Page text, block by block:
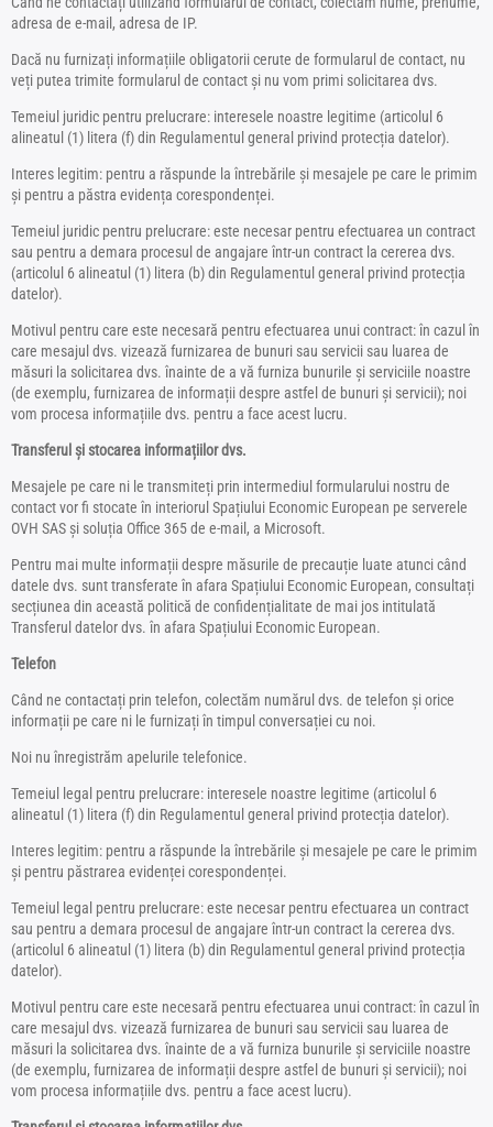
adresa de e-mail, adresa de IP.
Dacă nu furnizați informațiile obligatorii cerute de formularul de contact, nu
veți putea trimite formularul de contact și nu vom primi solicitarea dvs.
Temeiul juridic pentru prelucrare: interesele noastre legitime (articolul 6
alineatul (1) litera (f) din Regulamentul general privind protecția datelor).
Interes legitim: pentru a răspunde la întrebările și mesajele pe care le primim
și pentru a păstra evidența corespondenței.
Temeiul juridic pentru prelucrare: este necesar pentru efectuarea un contract
sau pentru a demara procesul de angajare într-un contract la cererea dvs.
(articolul 6 alineatul (1) litera (b) din Regulamentul general privind protecția
datelor).
Motivul pentru care este necesară pentru efectuarea unui contract: în cazul în
care mesajul dvs. vizează furnizarea de bunuri sau servicii sau luarea de
măsuri la solicitarea dvs. înainte de a vă furniza bunurile și serviciile noastre
(de exemplu, furnizarea de informații despre astfel de bunuri și servicii); noi
vom procesa informațiile dvs. pentru a face acest lucru.
Transferul și stocarea informațiilor dvs.
Mesajele pe care ni le transmiteți prin intermediul formularului nostru de
contact vor fi stocate în interiorul Spațiului Economic European pe serverele
OVH SAS și soluția Office 365 de e-mail, a Microsoft.
Pentru mai multe informații despre măsurile de precauție luate atunci când
datele dvs. sunt transferate în afara Spațiului Economic European, consultați
secțiunea din această politică de confidențialitate de mai jos intitulată
Transferul datelor dvs. în afara Spațiului Economic European.
Telefon
Când ne contactați prin telefon, colectăm numărul dvs. de telefon și orice
informații pe care ni le furnizați în timpul conversației cu noi.
Noi nu înregistrăm apelurile telefonice.
Temeiul legal pentru prelucrare: interesele noastre legitime (articolul 6
alineatul (1) litera (f) din Regulamentul general privind protecția datelor).
Interes legitim: pentru a răspunde la întrebările și mesajele pe care le primim
și pentru păstrarea evidenței corespondenței.
Temeiul legal pentru prelucrare: este necesar pentru efectuarea un contract
sau pentru a demara procesul de angajare într-un contract la cererea dvs.
(articolul 6 alineatul (1) litera (b) din Regulamentul general privind protecția
datelor).
Motivul pentru care este necesară pentru efectuarea unui contract: în cazul în
care mesajul dvs. vizează furnizarea de bunuri sau servicii sau luarea de
măsuri la solicitarea dvs. înainte de a vă furniza bunurile și serviciile noastre
(de exemplu, furnizarea de informații despre astfel de bunuri și servicii); noi
vom procesa informațiile dvs. pentru a face acest lucru).